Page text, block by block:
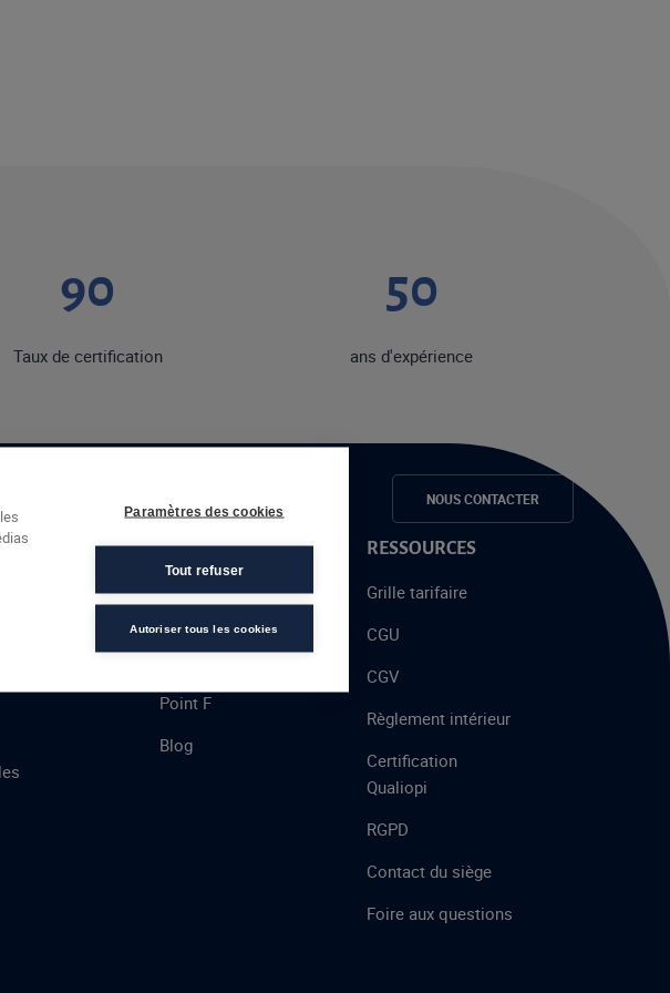
Espace candidats NOUS CONTACTER
90
Taux de certification
50
ans d'expérience
À PROPOS
Talent
Point F
Blog
RESSOURCES
Grille tarifaire
CGU
CGV
Règlement intérieur
Certification
Qualiopi
RGPD
Contact du siège
Foire aux questions
Paramètres des cookies
Tout refuser
Autoriser tous les cookies